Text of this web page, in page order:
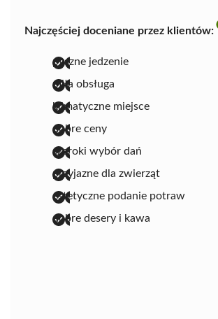
Najczęściej doceniane przez klientów:
pyszne jedzenie
miła obsługa
klimatyczne miejsce
dobre ceny
szeroki wybór dań
przyjazne dla zwierząt
estetyczne podanie potraw
dobre desery i kawa